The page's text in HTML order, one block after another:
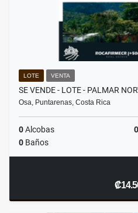
LOTE VENTA
SE VENDE - LOTE - PALMAR
Osa, Puntarenas, Costa Rica
0Alcobas 0
0 Baños